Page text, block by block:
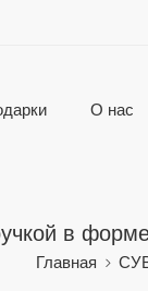
О нас
в
Главная